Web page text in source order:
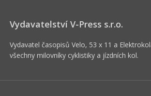
Vydavatelství V-Press s.r.o.
Vydavatel časopisů Velo, 53 x 11 a
všechny milovníky cyklistiky a jízdních kol.